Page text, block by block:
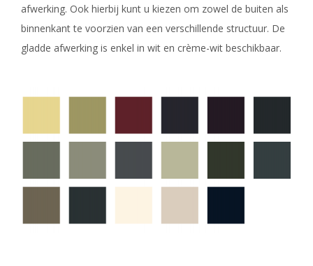
afwerking. Ook hierbij kunt u kiezen om zowel de buiten als
binnenkant te voorzien van een verschillende structuur. De
gladde afwerking is enkel in wit en crème-wit beschikbaar.